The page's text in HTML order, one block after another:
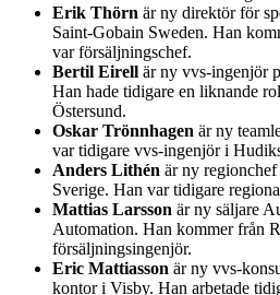
Erik Thörn är ny direktör för
Saint-Gobain Sweden. Han
var försäljningschef.
Bertil Eirell är ny vvs-ingenjör
Han hade tidigare en liknande
Östersund.
Oskar Trönnhagen är ny
var tidigare vvs-ingenjör i
Anders Lithén är ny
Sverige. Han var tidigare
Mattias Larsson är ny säljare
Automation. Han kommer från
försäljningsingenjör.
Eric Mattiasson är ny vvs-
kontor i Visby. Han arbetade